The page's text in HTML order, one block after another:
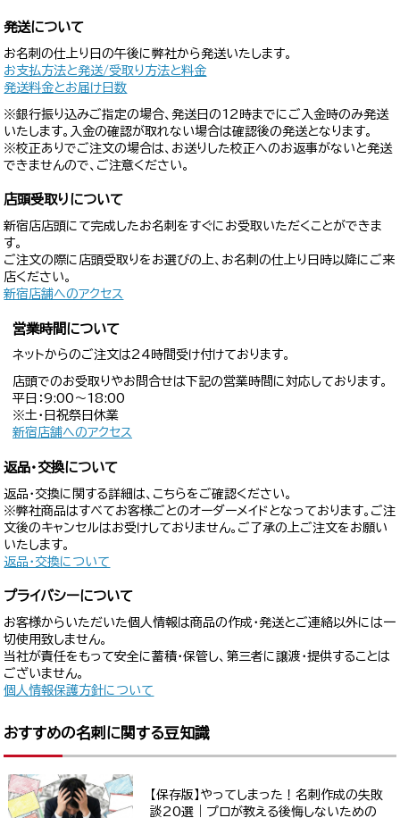
発送について
お名刺の仕上り日の午後に弊社から発送いたします。
お支払方法と発送/受取り方法と料金
発送料金とお届け日数
※銀行振り込みご指定の場合、発送日の12時までにご入金時のみ発送
いたします。入金の確認が取れない場合は確認後の発送となります。
※校正ありでご注文の場合は、お送りした校正へのお返事がないと発送
できませんので、ご注意ください。
店頭受取りについて
新宿店店頭にて完成したお名刺をすぐにお受取いただくことができま
す。
ご注文の際に店頭受取りをお選びの上、お名刺の仕上り日時以降にご来
店ください。
新宿店舗へのアクセス
営業時間について
ネットからのご注文は24時間受け付けております。
店頭でのお受取りやお問合せは下記の営業時間に対応しております。
平日：9:00〜18:00
※土・日祝祭日休業
新宿店舗へのアクセス
返品・交換について
返品・交換に関する詳細は、こちらをご確認ください。
※弊社商品はすべてお客様ごとのオーダーメイドとなっております。ご注
文後のキャンセルはお受けしておりません。ご了承の上ご注文をお願い
いたします。
返品・交換について
プライバシーについて
お客様からいただいた個人情報は商品の作成・発送とご連絡以外には一
切使用致しません。
当社が責任をもって安全に蓄積・保管し、第三者に譲渡・提供することは
ございません。
個人情報保護方針について
おすすめの名刺に関する豆知識
【保存版】やってしまった！名刺作成の失敗
談20選｜プロが教える後悔しないための